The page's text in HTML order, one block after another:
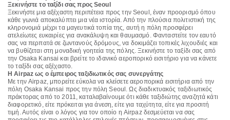
Ξεκινήστε το ταξίδι σας προς Seoul
Ξεκινήστε μια αξέχαστη περιπέτεια προς την Seoul, έναν προορισμό όπου
κάθε γωνιά αποκαλύπτει μια νέα ιστορία. Από την πλούσια πολιτιστική της
κληρονομιά μέχρι τα μαγευτικά τοπία της, αυτή η πόλη προσφέρει
ατελείωτες ευκαιρίες για ανακάλυψη και θαυμασμό. Φανταστείτε τον εαυτό
σας να περπατά σε ζωντανούς δρόμους, να δοκιμάζει τοπικές λιχουδιές και
να βυθίζεται στη μοναδική γοητεία της πόλης. Ξεκινήστε το ταξίδι σας από
την Osaka Kansai και βρείτε το ιδανικό αεροπορικό εισιτήριο για να κάνετε
το ταξίδι σας αξέχαστο.
Η Airpaz ως ο έμπειρος ταξιδιωτικός σας συνεργάτης
Με την Airpaz, μπορείτε εύκολα να κλείσετε αεροπορικά εισιτήρια από την
πόλη Osaka Kansai προς την πόλη Seoul. Ως διαδικτυακός ταξιδιωτικός
πράκτορας από το 2011, καταλαβαίνουμε ότι κάθε ταξιδιώτης αναζητά κάτι
διαφορετικό, είτε πρόκειται για άνεση, είτε για ταχύτητα, είτε για προσιτή
τιμή. Αυτός είναι ο λόγος για τον οποίο η Airpaz δεσμεύεται να σας